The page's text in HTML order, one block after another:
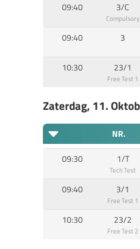
09:40 3/C
Compulsory
09:40 3
10:30 23/1
Free Test 1
Zaterdag, 11.
NR.
09:30
1/T
Tech Test
09:40 3/1
Free Test 1
10:30 23/2
Free Test 2